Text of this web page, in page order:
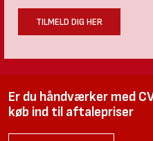
TILMELD DIG HER
Er du håndværker med
køb ind til aftalepriser